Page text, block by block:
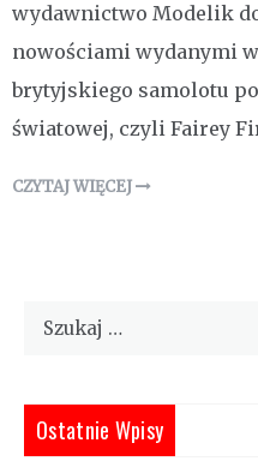
wydawnictwo Modelik
nowościami wydanymi
brytyjskiego samolotu
światowej, czyli Fairey
CZYTAJ WIĘCEJ
Szukaj:
Ostatnie Wpisy